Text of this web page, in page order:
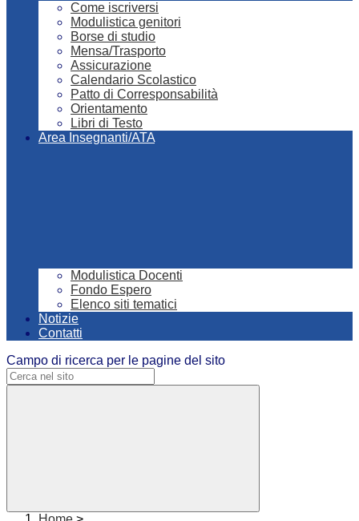
Come iscriversi
Modulistica genitori
Borse di studio
Mensa/Trasporto
Assicurazione
Calendario Scolastico
Patto di Corresponsabilità
Orientamento
Libri di Testo
Area Insegnanti/ATA
Modulistica Docenti
Fondo Espero
Elenco siti tematici
Notizie
Contatti
Campo di ricerca per le pagine del sito